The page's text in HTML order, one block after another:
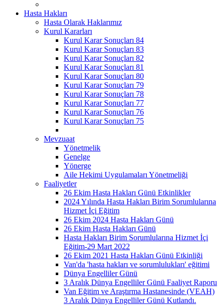
Hasta Hakları
Hasta Olarak Haklarımız
Kurul Kararları
Kurul Karar Sonuçları 84
Kurul Karar Sonuçları 83
Kurul Karar Sonuçları 82
Kurul Karar Sonuçları 81
Kurul Karar Sonuçları 80
Kurul Karar Sonuçları 79
Kurul Karar Sonuçları 78
Kurul Karar Sonuçları 77
Kurul Karar Sonuçları 76
Kurul Karar Sonuçları 75
Mevzuaat
Yönetmelik
Genelge
Yönerge
Aile Hekimi Uygulamaları Yönetmeliği
Faaliyetler
26 Ekim Hasta Hakları Günü Etkinlikler
2024 Yılında Hasta Hakları Birim Sorumlularına
Hizmet İçi Eğitim
26 Ekim 2024 Hasta Hakları Günü
26 Ekim Hasta Hakları Günü
Hasta Hakları Birim Sorumlularına Hizmet İçi
Eğitim-29 Mart 2022
26 Ekim 2021 Hasta Hakları Günü Etkinliği
Van'da 'hasta hakları ve sorumlulukları' eğitimi
Dünya Engelliler Günü
3 Aralık Dünya Engelliler Günü Faaliyet Raporu
Van Eğitim ve Araştırma Hastanesinde (VEAH)
3 Aralık Dünya Engelliler Günü Kutlandı.